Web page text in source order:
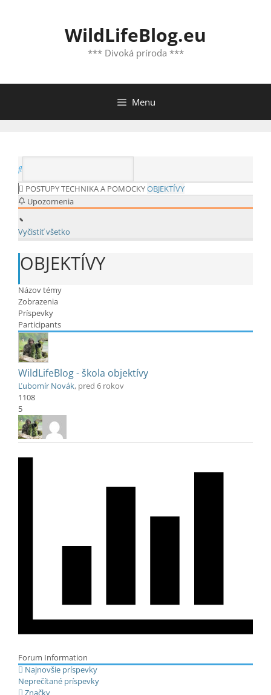
WildLifeBlog.eu
*** Divoká príroda ***
Menu
POSTUPYTECHNIKA A POMOCKYOBJEKTÍVY
Upozornenia
Vyčistiť všetko
OBJEKTÍVY
Názov témy
Zobrazenia
Príspevky
Participants
WildLifeBlog - škola objektívy
Ľubomír Novák, pred 6 rokov
1108
5
Forum Information
Najnovšie príspevky
Neprečítané príspevky
Značky